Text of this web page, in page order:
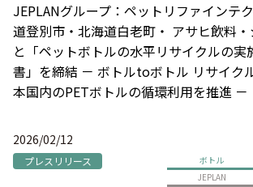
JEPLANグループ：ペットリファインテ
道登別市・北海道白老町・ アサヒ飲料
と「ペットボトルの水平リサイクルの実
書」を締結 － ボトルtoボトル リサイク
本国内のPETボトルの循環利用を推進 －
2026/02/12
プレスリリース ボトル
JEPLAN